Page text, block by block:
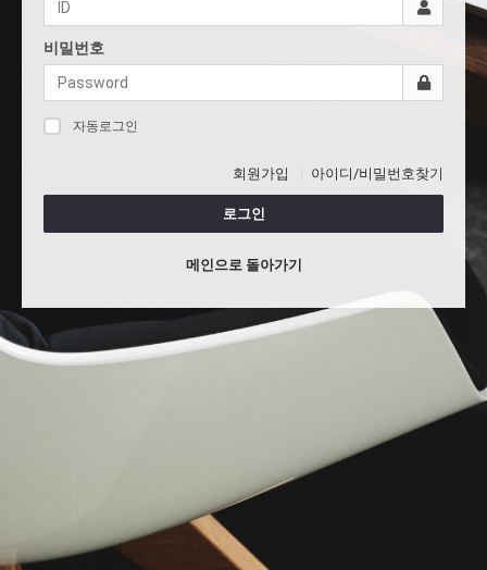
비밀번호
자동로그인
회원가입 아이디/비밀번호찾기
로그인
메인으로 돌아가기